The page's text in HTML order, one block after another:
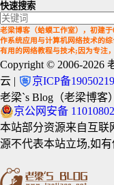
快速搜索
老梁博客（蛤蟆工作室），初建
作系统应用与计算机网络技术的
有用的网络教程与技术;因为专注
Copyright © 2006-2026
云 |
京ICP备
老梁`s Blog（老梁博客
京公网安备
本站部分资源来自互联
源不代表本站立场,如